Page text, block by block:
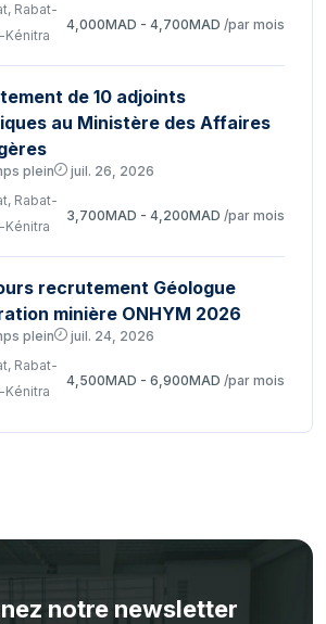
Rabat-
Kénitra
4,000MAD - 4,700MAD /par mois
de 10 adjoints
au Ministère des Affaires
plein
juil. 26, 2026
Rabat-
Kénitra
3,700MAD - 4,200MAD /par mois
recrutement Géologue
minière ONHYM 2026
plein
juil. 24, 2026
Rabat-
Kénitra
4,500MAD - 6,900MAD /par mois
notre newsletter